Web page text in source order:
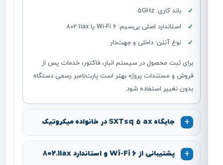
باند کاری: 5GHz
استاندارد اصلی بی‌سیم: Wi-Fi 6 یا 802.11ax
نوع آنتن: داخلی و جهت‌دار
برای ثبت محصول در سیستم انبار، فاکتور، خدمات پس از
فروش و مستندات پروژه بهتر است پارت‌نامبر رسمی دستگاه
بدون تغییر استفاده شود.
جایگاه SXTsq 5 ax در خانواده میکروتیک
پشتیبانی از Wi-Fi 6 و استاندارد 802.11ax